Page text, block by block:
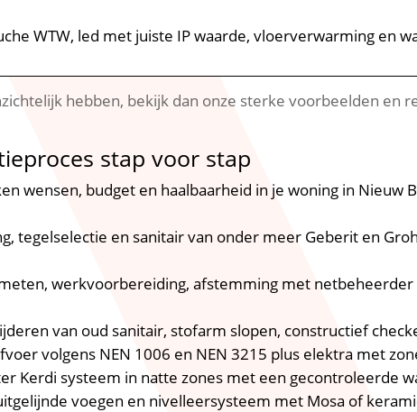
WTW, led met juiste IP waarde, vloerverwarming en
hebben, bekijk dan onze sterke voorbeelden en
stap voor stap
wensen, budget en haalbaarheid in je woning in Nieuw
tegelselectie en sanitair van onder meer Geberit en
werkvoorbereiding, afstemming met
van oud sanitair, stofarm slopen, constructief
volgens NEN 1006 en NEN 3215 plus elektra met
Kerdi systeem in natte zones met een gecontroleerde
voegen en nivelleersysteem met Mosa of